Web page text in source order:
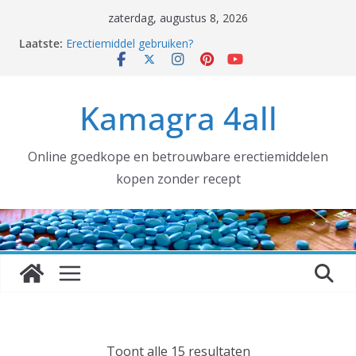
zaterdag, augustus 8, 2026
Laatste: Erectiemiddel gebruiken?
Erectiemiddelen België [voortaan ALTIJD met
winkel? DAT KAN!
kamagra kopen
Kamagra 4all
Online goedkope en betrouwbare erectiemiddelen
kopen zonder recept
Toont alle 15 resultatenG